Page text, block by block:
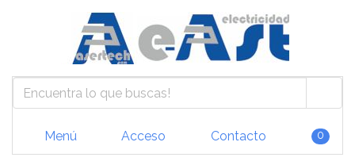
Menú Acceso Contacto 0